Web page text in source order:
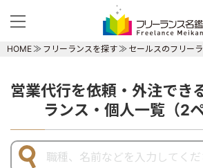
HOME フリーランスを探す セールスのフリー
営業代行を依頼・外注でき
ランス・個人一覧（2ペ